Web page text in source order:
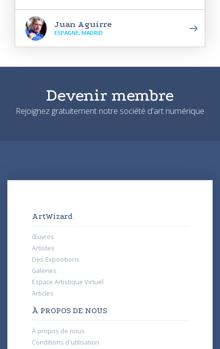
Juan Aguirre
ESPAGNE, MADRID
Devenir membre
Rejoignez gratuitement notre société d'art numérique
ArtWizard
Œuvres
Artistes
Des Expositions
Galeries
Espace Artistique Virtuel
Articles
À PROPOS DE NOUS
À propos de nous
Conditions d'utilisation